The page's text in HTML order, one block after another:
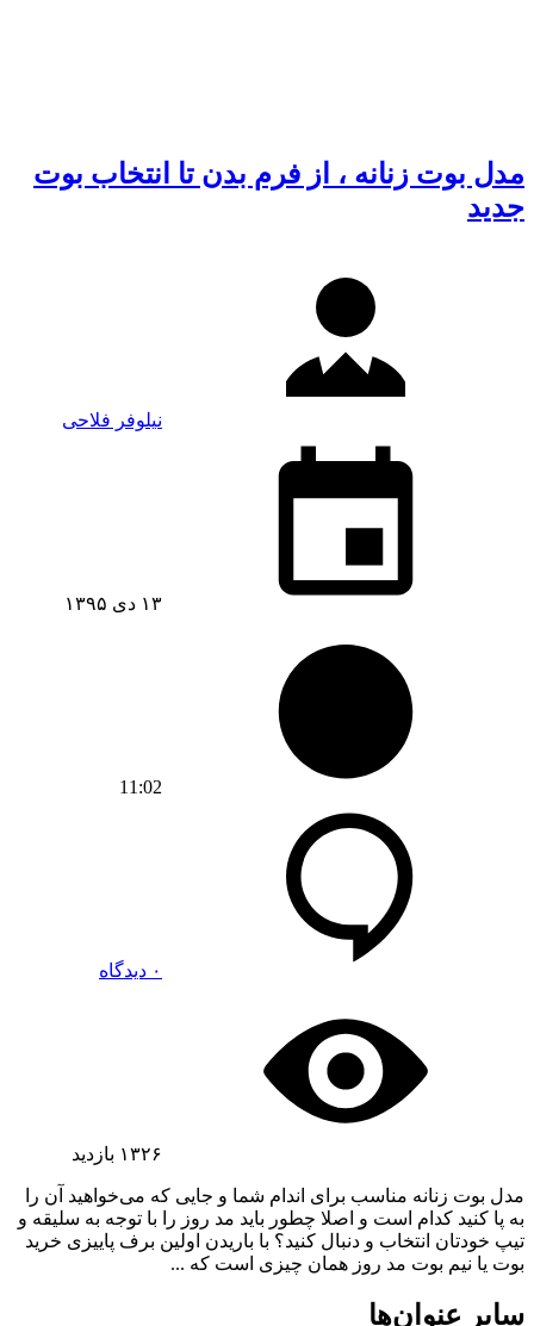
مدل بوت زنانه ، از فرم بدن تا انتخاب بوت
جدید
نیلوفر فلاحی
۱۳ دی ۱۳۹۵
11:02
۰ دیدگاه
۱۳۲۶ بازدید
مدل بوت زنانه مناسب برای اندام شما و جایی که می‌خواهید آن را
به پا کنید کدام است و اصلا چطور باید مد روز را با توجه به سلیقه و
تیپ خودتان انتخاب و دنبال کنید؟ با باریدن اولین برف پاییزی خرید
بوت یا نیم بوت مد روز همان چیزی است که ...
سایر عنوان‌ها